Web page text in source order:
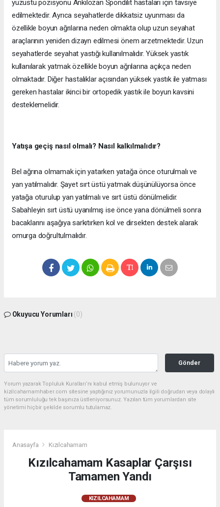
yüzüstü pozisyonu Ankilozan Spondilit hastaları için tavsiye
edilmektedir. Ayrıca seyahatlerde dikkatsiz uyunması da
özellikle boyun ağrılarına neden olmakta olup uzun seyahat
araçlarının yeniden dizayn edilmesi önem arzetmektedir. Uzun
seyahatlerde seyahat yastığı kullanılmalıdır. Yüksek yastık
kullanılarak yatmak özellikle boyun ağrılarına açıkça neden
olmaktadır. Diğer hastalıklar açısından yüksek yastık ile yatması
gereken hastalar ikinci bir ortopedik yastık ile boyun kavsini
desteklemelidir.
Yatışa geçiş nasıl olmalı? Nasıl kalkılmalıdır?
Bel ağrına olmamak için yatarken yatağa önce oturulmalı ve
yan yatılmalıdır. Şayet sırt üstü yatmak düşünülüyorsa önce
yatağa oturulup yan yatılmalı ve sırt üstü dönülmelidir.
Sabahleyin sırt üstü uyanılmış ise önce yana dönülmeli sonra
bacaklarını aşağıya sarkıtırken kol ve dirsekten destek alarak
omurga doğrultulmalıdır.
Okuyucu Yorumları (0)
Gönder
Yorum yazarak Topluluk Kuralları’nı kabul etmiş bulunuyor ve
kizilcahamamhaber.com sitesine yaptığınız yorumunuzla ilgili doğrudan veya dolaylı
tüm sorumluluğu tek başınıza üstleniyorsunuz. Yazılan tüm yorumlardan site
yönetimi hiçbir şekilde sorumlu tutulamaz.
Anasayfa Kızılcahamam
Kızılcahamam Kasaplar Çarşısı
Tamamen Yandı
KIZILCAHAMAM